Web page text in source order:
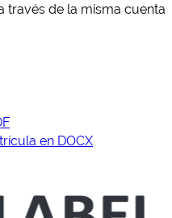
través de la misma cuenta